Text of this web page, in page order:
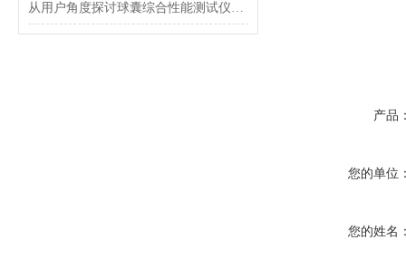
从用户角度探讨球囊综合性能测试仪的故障问题
产品
您的单位
您的姓名